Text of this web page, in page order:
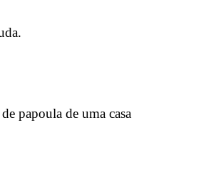
papoula de uma casa